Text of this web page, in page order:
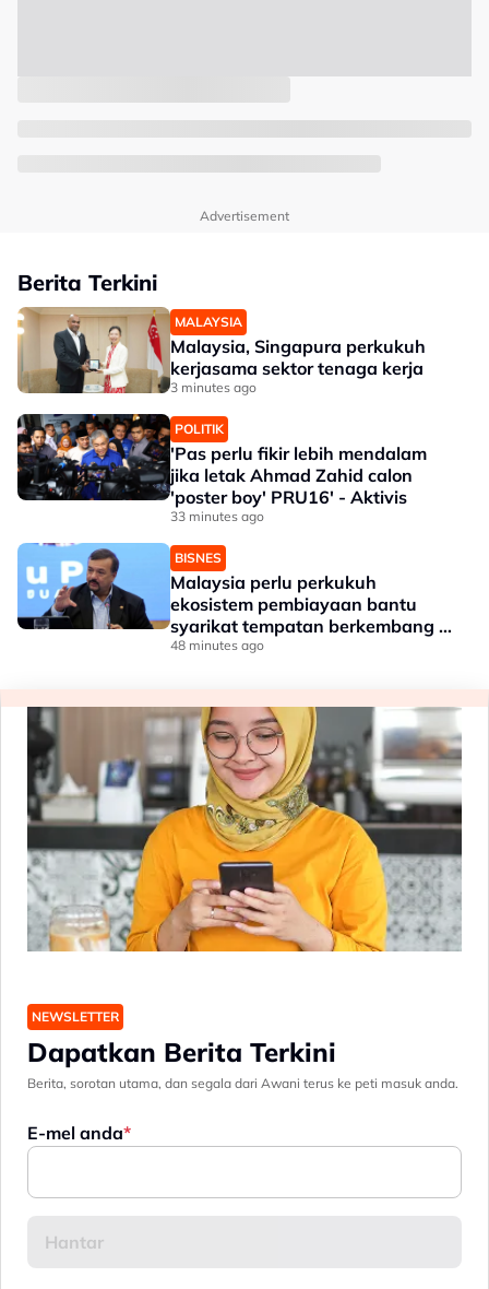
Advertisement
Berita Terkini
MALAYSIA
Malaysia, Singapura perkukuh
kerjasama sektor tenaga kerja
3 minutes ago
POLITIK
'Pas perlu fikir lebih mendalam
jika letak Ahmad Zahid calon
'poster boy' PRU16' - Aktivis
33 minutes ago
BISNES
Malaysia perlu perkukuh
ekosistem pembiayaan bantu
syarikat tempatan berkembang --
Amir Hamzah
48 minutes ago
NEWSLETTER
Dapatkan Berita Terkini
Berita, sorotan utama, dan segala dari Awani terus ke peti masuk anda.
E-mel anda